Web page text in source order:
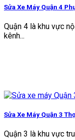
Sửa Xe Máy Quận 4
Quận 4 là khu vực
kênh...
Sửa Xe Máy Quận 3
Quận 3 là khu vực